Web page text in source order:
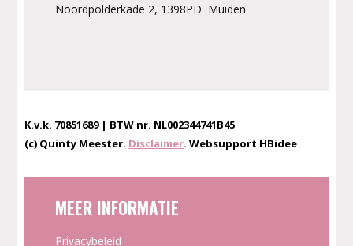
Noordpolderkade 2, 1398PD Muiden
K.v.k. 70851689 | BTW nr. NL002344741B45
(c) Quinty Meester. Disclaimer. Websupport HBidee
MEER INFORMATIE
Privacybeleid